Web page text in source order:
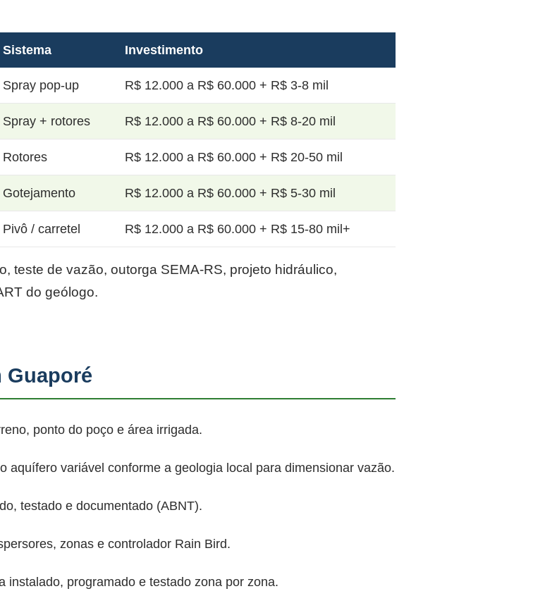
Sistema Investimento
Spray pop-up R$ 12.000 a R$ 60.000 + R$ 3-8 mil
Spray + rotores R$ 12.000 a R$ 60.000 + R$ 8-20 mil
Rotores R$ 12.000 a R$ 60.000 + R$ 20-50 mil
Gotejamento R$ 12.000 a R$ 60.000 + R$ 5-30 mil
Pivô / carretel R$ 12.000 a R$ 60.000 + R$ 15-80 mil+
teste de vazão, outorga SEMA-RS, projeto hidráulico,
do geólogo.
Guaporé
ponto do poço e área irrigada.
aquífero variável conforme a geologia local para dimensionar vazão.
testado e documentado (ABNT).
zonas e controlador Rain Bird.
instalado, programado e testado zona por zona.